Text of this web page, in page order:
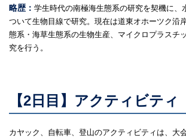
略歴： 学生時代の南極海生態系の研究を契機に、
ついて生物目線で研究。現在は道東オホーツク沿
態系・海草生態系の生物生産、マイクロプラスチ
究を行う。
【2日目】アクティビティ
カヤック、自転車、登山のアクティビティは、大